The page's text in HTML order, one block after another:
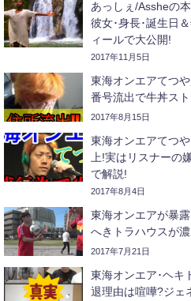
あっしぇ/Assheの
彼女･身長･誕生日
ィールで大公開!
2017年11月5日
東海オンエアてつ
番号流出で牛丼ス
2017年8月15日
東海オンエアてつ
上!実はリスナーの
で解説!
2017年8月4日
東海オンエアが暴
へきトラハウスが
2017年7月21日
東海オンエア･ヘキ
退理由は喧嘩?ジェ